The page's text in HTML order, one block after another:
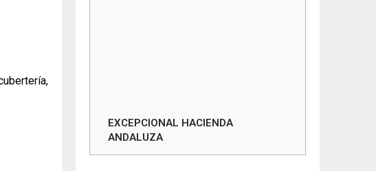
EXCEPCIONAL HACIENDA
ANDALUZA